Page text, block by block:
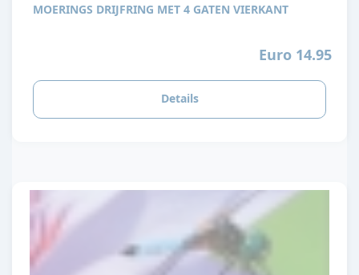
MOERINGS DRIJFRING MET 4 GATEN VIERKANT
Euro 14.95
Details